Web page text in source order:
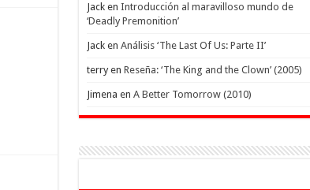
Jacken Introducción al maravilloso mundo de
‘Deadly Premonition’
Jacken Análisis ‘The Last Of Us: Parte II’
terryen Reseña: ‘The King and the Clown’ (2005)
Jimena en A Better Tomorrow (2010)